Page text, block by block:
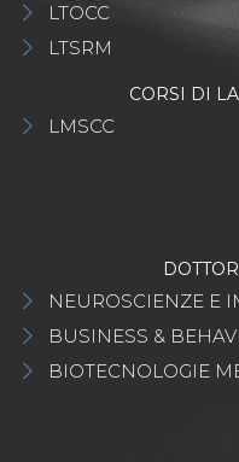
LTOCC
LTSRM
CORSI DI
LMSCC
NEUROSCIENZE E
BUSINESS &
BIOTECNOLOGIE